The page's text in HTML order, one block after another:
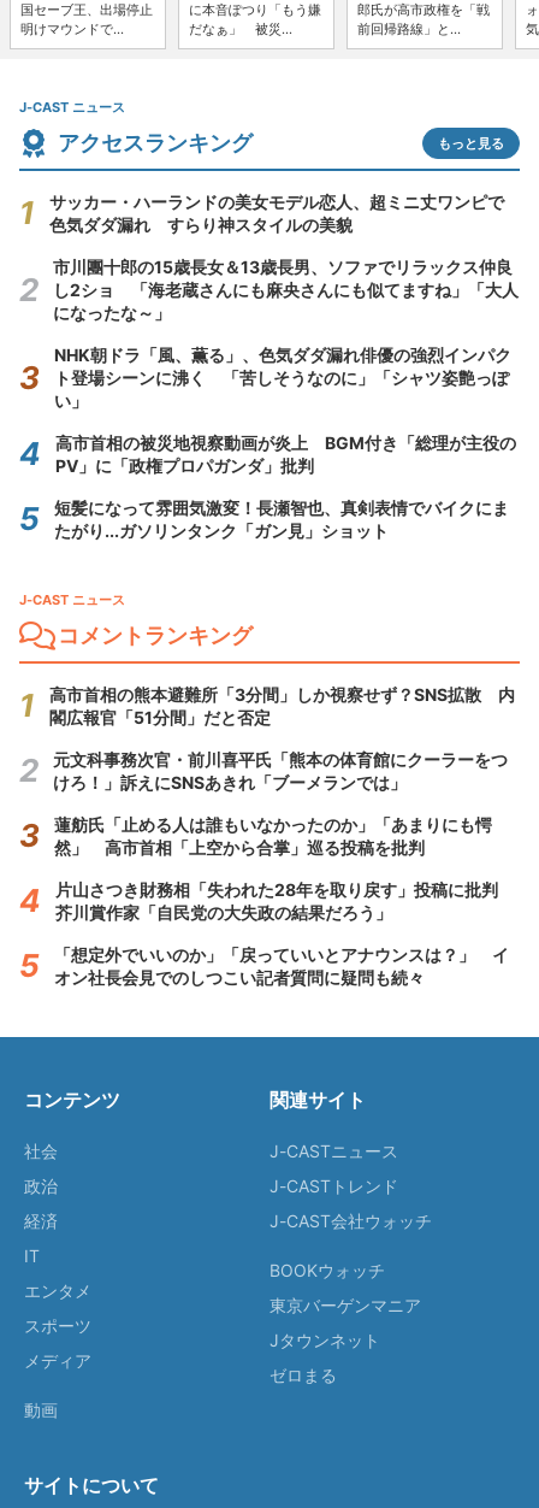
国セーブ王、出場停止
明けマウンドで...
に本音ぽつり「もう嫌
だなぁ」 被災...
郎氏が高市政権を「戦
前回帰路線」と...
J-CAST ニュース
アクセスランキング もっと見る
サッカー・ハーランドの美女モデル恋人、超ミニ丈ワンピで
色気ダダ漏れ すらり神スタイルの美貌
市川團十郎の15歳長女＆13歳長男、ソファでリラックス仲良
し2ショ 「海老蔵さんにも麻央さんにも似てますね」「大人
になったな～」
NHK朝ドラ「風、薫る」、色気ダダ漏れ俳優の強烈インパク
ト登場シーンに沸く 「苦しそうなのに」「シャツ姿艶っぽ
い」
高市首相の被災地視察動画が炎上 BGM付き「総理が主役の
PV」に「政権プロパガンダ」批判
短髪になって雰囲気激変！長瀬智也、真剣表情でバイクにま
たがり...ガソリンタンク「ガン見」ショット
J-CAST ニュース
コメントランキング
高市首相の熊本避難所「3分間」しか視察せず？SNS拡散 内
閣広報官「51分間」だと否定
元文科事務次官・前川喜平氏「熊本の体育館にクーラーをつ
けろ！」訴えにSNSあきれ「ブーメランでは」
蓮舫氏「止める人は誰もいなかったのか」「あまりにも愕
然」 高市首相「上空から合掌」巡る投稿を批判
片山さつき財務相「失われた28年を取り戻す」投稿に批判
芥川賞作家「自民党の大失政の結果だろう」
「想定外でいいのか」「戻っていいとアナウンスは？」 イ
オン社長会見でのしつこい記者質問に疑問も続々
コンテンツ
社会
政治
経済
IT
エンタメ
スポーツ
メディア
動画
関連サイト
J-CASTニュース
J-CASTトレンド
J-CAST会社ウォッチ
BOOKウォッチ
東京バーゲンマニア
Jタウンネット
ゼロまる
サイトについて